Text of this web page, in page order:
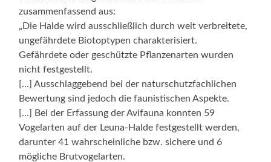
zusammenfassend aus:
„Die Halde wird ausschließlich durch weit verbreitete,
ungefährdete Biotoptypen charakterisiert.
Gefährdete oder geschützte Pflanzenarten wurden
nicht festgestellt.
[…] Ausschlaggebend bei der naturschutzfachlichen
Bewertung sind jedoch die faunistischen Aspekte.
[…] Bei der Erfassung der Avifauna konnten 59
Vogelarten auf der Leuna-Halde festgestellt werden,
darunter 41 wahrscheinliche bzw. sichere und 6
mögliche Brutvogelarten.